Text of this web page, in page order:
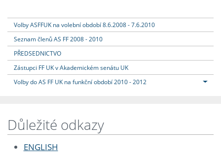
Volby ASFFUK na volební období 8.6.2008 - 7.6.2010
Seznam členů AS FF 2008 - 2010
PŘEDSEDNICTVO
Zástupci FF UK v Akademickém senátu UK
Volby do AS FF UK na funkční období 2010 - 2012
Důležité odkazy
ENGLISH